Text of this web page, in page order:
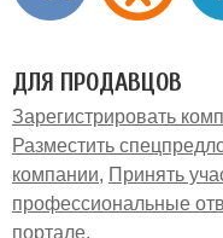
ДЛЯ ПРОДАВЦОВ
Зарегистрировать
Разместить
компании
Принять
профессиональные
портале